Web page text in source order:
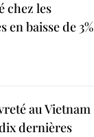
chez les
baisse de 3%
au Vietnam
dernières